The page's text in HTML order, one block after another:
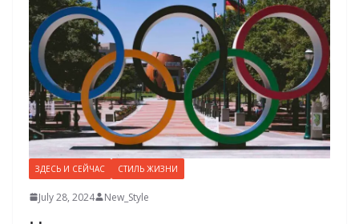
ЗДЕСЬ И СЕЙЧАС СТИЛЬ ЖИЗНИ
July 28, 2024 New_Style